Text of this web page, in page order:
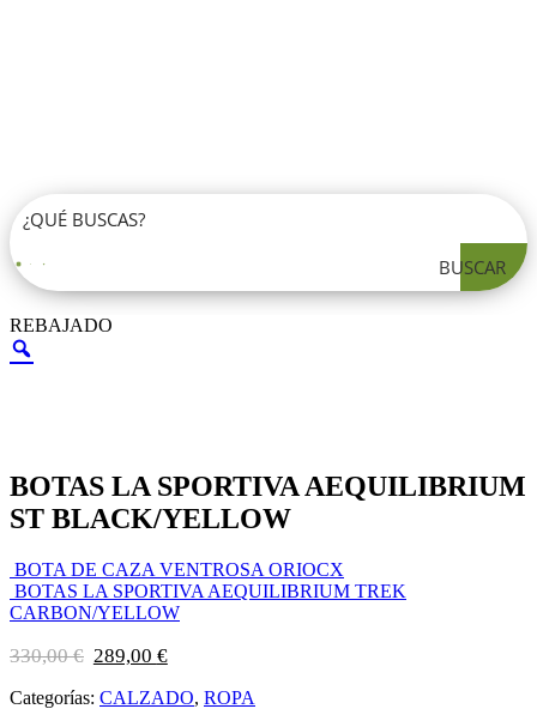
BUSCAR
REBAJADO
BOTAS LA SPORTIVA AEQUILIBRIUM
ST BLACK/YELLOW
BOTA DE CAZA VENTROSA ORIOCX
BOTAS LA SPORTIVA AEQUILIBRIUM TREK
CARBON/YELLOW
330,00€ El
original
289,00 €El
actual
Categorías: CALZADO, ROPA